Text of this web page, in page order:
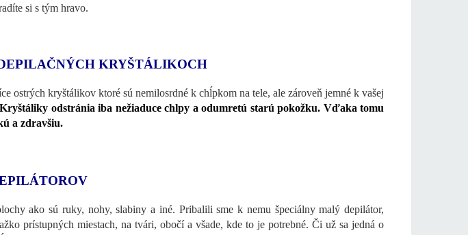
si s tým hravo.
KRYŠTÁLIKOCH
ostrých kryštálikov ktoré sú nemilosrdné k chĺpkom na tele, ale zároveň jemné k vašej
Kryštáliky odstránia iba nežiaduce chlpy a odumretú starú pokožku. Vďaka tomu
a zdravšiu.
ako sú ruky, nohy, slabiny a iné. Pribalili sme k nemu špeciálny malý depilátor,
prístupných miestach, na tvári, obočí a všade, kde to je potrebné. Či už sa jedná o